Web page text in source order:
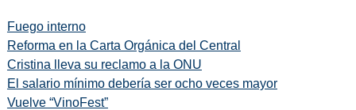
Fuego interno
Reforma en la Carta Orgánica del Central
Cristina lleva su reclamo a la ONU
El salario mínimo debería ser ocho veces mayor
Vuelve “VinoFest”